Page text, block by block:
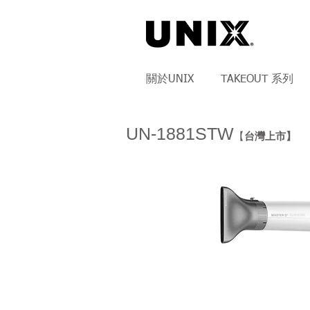
關於UNIX TAKEOUT 系列
UN-1881STW 【台灣上市】